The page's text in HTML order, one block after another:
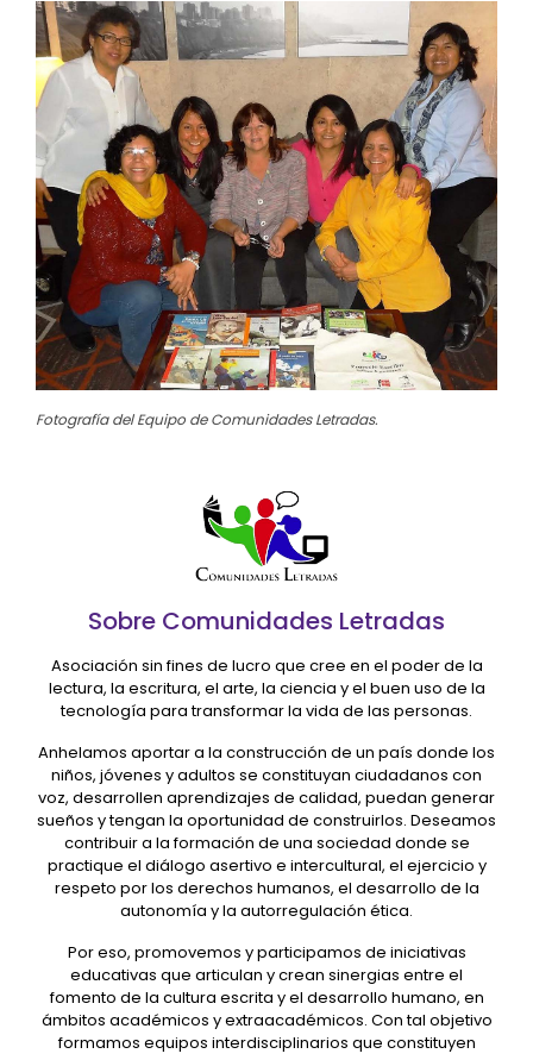
Fotografía del Equipo de Comunidades Letradas.
Sobre Comunidades Letradas
Asociación sin fines de lucro que cree en el poder de la
lectura, la escritura, el arte, la ciencia y el buen uso de la
tecnología para transformar la vida de las personas.
Anhelamos aportar a la construcción de un país donde los
niños, jóvenes y adultos se constituyan ciudadanos con
voz, desarrollen aprendizajes de calidad, puedan generar
sueños y tengan la oportunidad de construirlos. Deseamos
contribuir a la formación de una sociedad donde se
practique el diálogo asertivo e intercultural, el ejercicio y
respeto por los derechos humanos, el desarrollo de la
autonomía y la autorregulación ética.
Por eso, promovemos y participamos de iniciativas
educativas que articulan y crean sinergias entre el
fomento de la cultura escrita y el desarrollo humano, en
ámbitos académicos y extraacadémicos. Con tal objetivo
formamos equipos interdisciplinarios que constituyen